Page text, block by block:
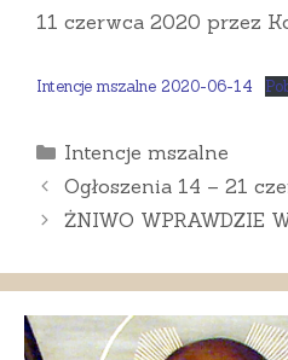
11 czerwca 2020 przez
Intencje mszalne 2020-06-14
Kategorie
Intencje mszalne
Ogłoszenia 14 – 21
ŻNIWO WPRAWDZIE